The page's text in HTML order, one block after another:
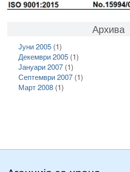
Архива
Јуни 2005(1)
Декември 2005(1)
Јануари 2007(1)
Септември 2007(1)
Март 2008(1)